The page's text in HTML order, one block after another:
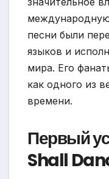
песни были
языков и
мира. Его
как одного из
времени.
Первый
Shall